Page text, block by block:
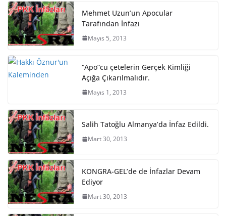
Mehmet Uzun’un Apocular
Tarafından İnfazı
Mayıs 5, 2013
“Apo”cu çetelerin Gerçek Kimliği
Açığa Çıkarılmalıdır.
Mayıs 1, 2013
Salih Tatoğlu Almanya’da İnfaz Edildi.
Mart 30, 2013
KONGRA-GEL’de de İnfazlar Devam
Ediyor
Mart 30, 2013